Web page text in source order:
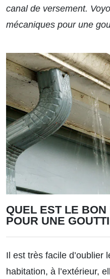
canal de versement.
mécaniques pour une
QUEL EST LE
POUR UNE
Il est très facile d’oublier
habitation, à l’extérieur,